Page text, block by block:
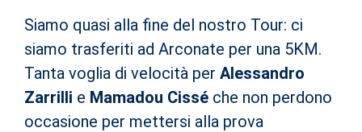
Siamo quasi alla fine del nostro Tour: ci
siamo trasferiti ad Arconate per una 5KM.
Tanta voglia di velocità per Alessandro
Zarrilli e Mamadou Cissé che non perdono
occasione per mettersi alla prova